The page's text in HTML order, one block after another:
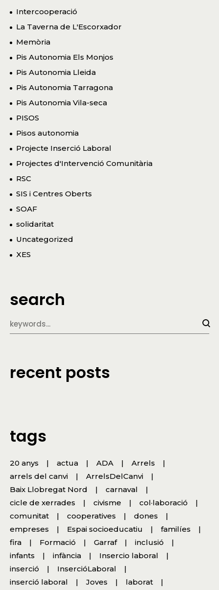
Intercooperació
La Taverna de L'Escorxador
Memòria
Pis Autonomia Els Monjos
Pis Autonomia Lleida
Pis Autonomia Tarragona
Pis Autonomia Vila-seca
PISOS
Pisos autonomia
Projecte Inserció Laboral
Projectes d'Intervenció Comunitària
RSC
SIS i Centres Oberts
SOAF
solidaritat
Uncategorized
XES
search
recent posts
tags
20 anys actua ADA
Arrels
arrels del canvi
ArrelsDelCanvi
Baix Llobregat Nord
carnaval
cicle de xerrades
civisme
col·laboració
comunitat
cooperatives
dones
empreses
Espai socioeducatiu
familíes
fira
Formació Garraf
inclusió
infants
infància
Insercio laboral
inserció
InsercióLaboral
inserció laboral
Joves
laborat